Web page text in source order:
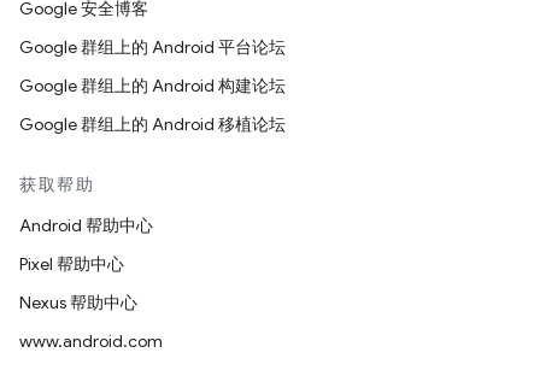
Google 安全博客
Google 群组上的 Android 平台论坛
Google 群组上的 Android 构建论坛
Google 群组上的 Android 移植论坛
获取帮助
Android 帮助中心
Pixel 帮助中心
Nexus 帮助中心
www.android.com